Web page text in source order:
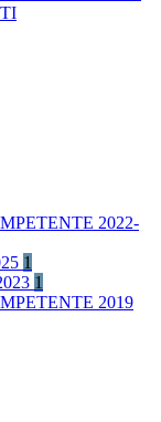
2022-
1
1
2019